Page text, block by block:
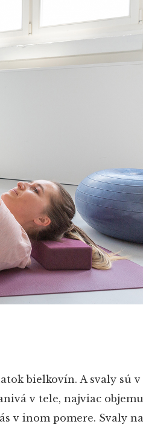
bielkovín. A svaly sú v
v tele, najviac objemu
v inom pomere. Svaly na